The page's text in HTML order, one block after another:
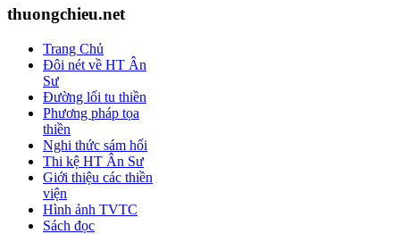
thuongchieu.net
Trang Chủ
Đôi nét về HT Ân
Sư
Đường lối tu thiền
Phương pháp tọa
thiền
Nghi thức sám hối
Thi kệ HT Ân Sư
Giới thiệu các thiền
viện
Hình ảnh TVTC
Sách đọc